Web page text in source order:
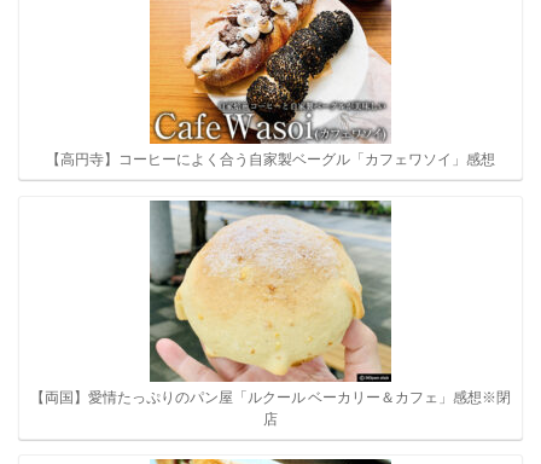
【高円寺】コーヒーによく合う自家製ベーグル「カフェワソイ」感想
【両国】愛情たっぷりのパン屋「ルクール ベーカリー＆カフェ」感想※閉
店